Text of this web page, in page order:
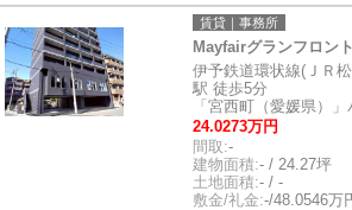
賃貸｜事務所
Mayfairグランフロン
伊予鉄道環状線(ＪＲ
駅 徒歩5分
「宮西町（愛媛県）
24.0273万円
間取:-
建物面積:- / 24.27坪
土地面積:- / -
敷金/礼金:-/48.0546万